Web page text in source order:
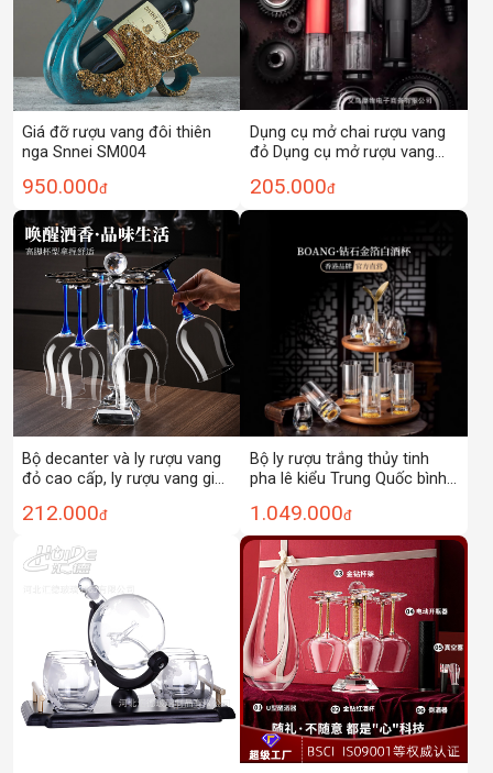
Giá đỡ rượu vang đôi thiên
nga Snnei SM004
950.000đ
Dụng cụ mở chai rượu vang
đỏ Dụng cụ mở rượu vang
chai có thể sạc lại bằng thép
không gỉ tự động
205.000đ
Bộ decanter và ly rượu vang
đỏ cao cấp, ly rượu vang gia
thể tùy chỉnh logo.
212.000đ
Bộ ly rượu trắng thủy tinh
pha lê kiểu Trung Quốc bình
trọng nhẹ gia dụng
1.049.000đ